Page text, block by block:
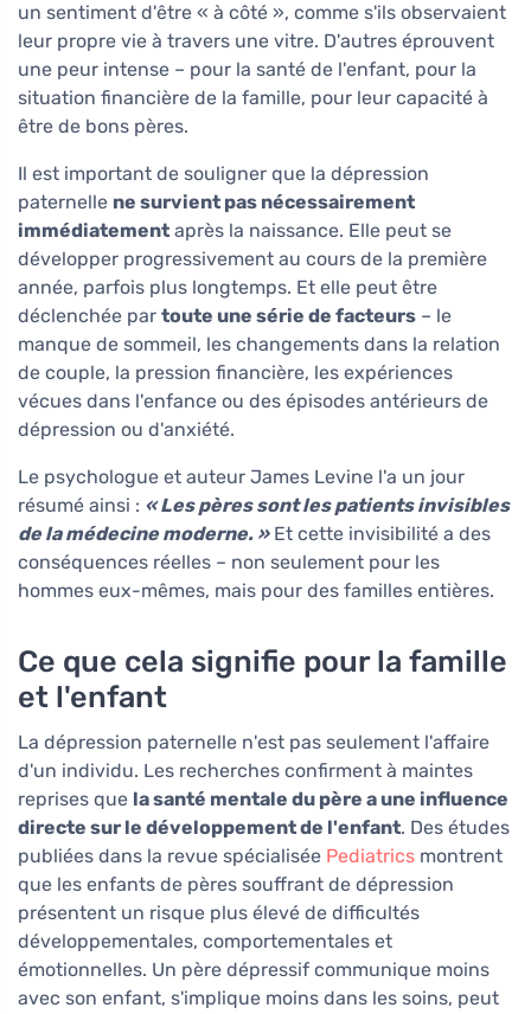
un sentiment d'être « à côté », comme s'ils observaient
leur propre vie à travers une vitre. D'autres éprouvent
une peur intense – pour la santé de l'enfant, pour la
situation financière de la famille, pour leur capacité à
être de bons pères.
Il est important de souligner que la dépression
paternelle ne survient pas nécessairement
immédiatement après la naissance. Elle peut se
développer progressivement au cours de la première
année, parfois plus longtemps. Et elle peut être
déclenchée par toute une série de facteurs – le
manque de sommeil, les changements dans la relation
de couple, la pression financière, les expériences
vécues dans l'enfance ou des épisodes antérieurs de
dépression ou d'anxiété.
Le psychologue et auteur James Levine l'a un jour
résumé ainsi : « Les pères sont les patients invisibles
de la médecine moderne. »Et cette invisibilité a des
conséquences réelles – non seulement pour les
hommes eux-mêmes, mais pour des familles entières.
Ce que cela signifie pour la famille
et l'enfant
La dépression paternelle n'est pas seulement l'affaire
d'un individu. Les recherches confirment à maintes
reprises que la santé mentale du père a une influence
directe sur le développement de l'enfant. Des études
publiées dans la revue spécialisée Pediatrics montrent
que les enfants de pères souffrant de dépression
présentent un risque plus élevé de difficultés
développementales, comportementales et
émotionnelles. Un père dépressif communique moins
avec son enfant, s'implique moins dans les soins, peut